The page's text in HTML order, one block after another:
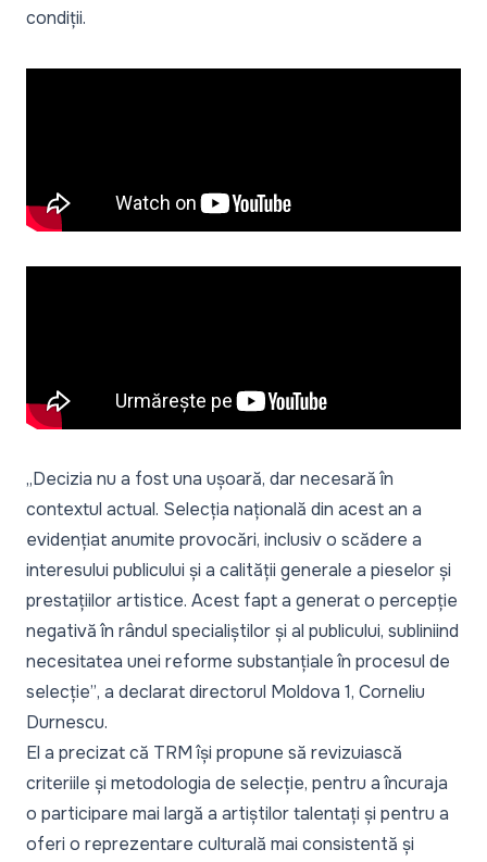
condiții.
„Decizia nu a fost una ușoară, dar necesară în
contextul actual. Selecția națională din acest an a
evidențiat anumite provocări, inclusiv o scădere a
interesului publicului și a calității generale a pieselor și
prestațiilor artistice. Acest fapt a generat o percepție
negativă în rândul specialiștilor și al publicului, subliniind
necesitatea unei reforme substanțiale în procesul de
selecție”, a declarat directorul Moldova 1, Corneliu
Durnescu.
El a precizat că TRM își propune să revizuiască
criteriile și metodologia de selecție, pentru a încuraja
o participare mai largă a artiștilor talentați și pentru a
oferi o reprezentare culturală mai consistentă și